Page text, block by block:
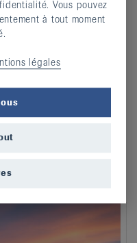
cadre idyllique et
Une oasis de
lac peuplé de
aquatiques ainsi
300.-
Vous pouvez
à tout moment
légales